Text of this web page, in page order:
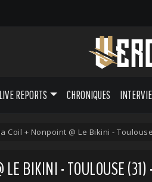
LIVE REPORTS CHRONIQUES
Coil + Nonpoint @ Le Bikini -
LE BIKINI - TOULOUSE